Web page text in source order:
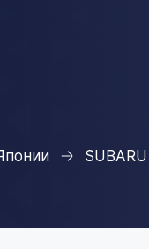
SUBARU